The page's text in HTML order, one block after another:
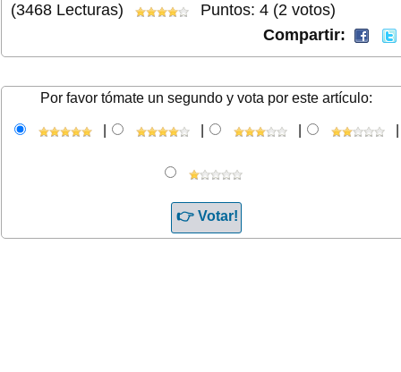
(3468 Lecturas)
Puntos: 4 (2 votos)
Compartir:
Por favor tómate un segundo y vota por este artículo: